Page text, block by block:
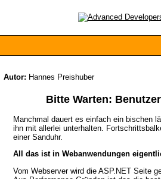
Autor: Hannes Preishuber
Bitte Warten:
Manchmal dauert es einfach ein bischen
ihn mit allerlei unterhalten.
einer Sanduhr.
All das ist in Webanwendungen
Vom Webserver wird die ASP.NET Seite